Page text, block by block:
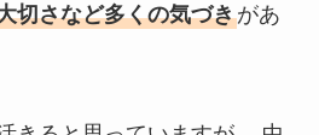
切さなど多くの気づきがあ